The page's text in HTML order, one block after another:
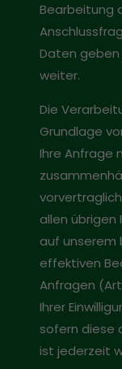
Bearbeitung
Daten geben
weiter.
Die
Grundlage
Ihre Anfrage
allen übrigen
auf unserem
effektiven
Anfragen
Ihrer
sofern diese
ist jederzeit